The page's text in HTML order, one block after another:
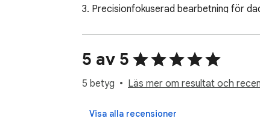
3. Precisionfokuserad bearbetning för
5. Snabb och stabil
6. Integrerad med Google Drive för din
🪛 Detta verktyg fungerar som en
📌 Det kan skrapa text från dokument
5 av 5
5 betyg Läs mer om resultat och
Visa alla recensioner